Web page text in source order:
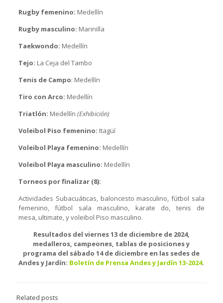
Rugby femenino: Medellín
Rugby masculino: Marinilla
Taekwondo: Medellín
Tejo: La Ceja del Tambo
Tenis de Campo: Medellín
Tiro con Arco: Medellín
Triatlón: Medellín (Exhibición)
Voleibol Piso femenino: Itagüí
Voleibol Playa femenino: Medellín
Voleibol Playa masculino: Medellín
Torneos por finalizar (8):
Actividades Subacuáticas, baloncesto masculino, fútbol sala
femenino, fútbol sala masculino, karate do, tenis de
mesa, ultimate, y voleibol Piso masculino.
Resultados del viernes 13 de diciembre de 2024,
medalleros, campeones, tablas de posiciones y
programa del sábado 14 de diciembre en las sedes de
Andes y Jardín: Boletín de Prensa Andes y Jardín 13-2024.
Related posts